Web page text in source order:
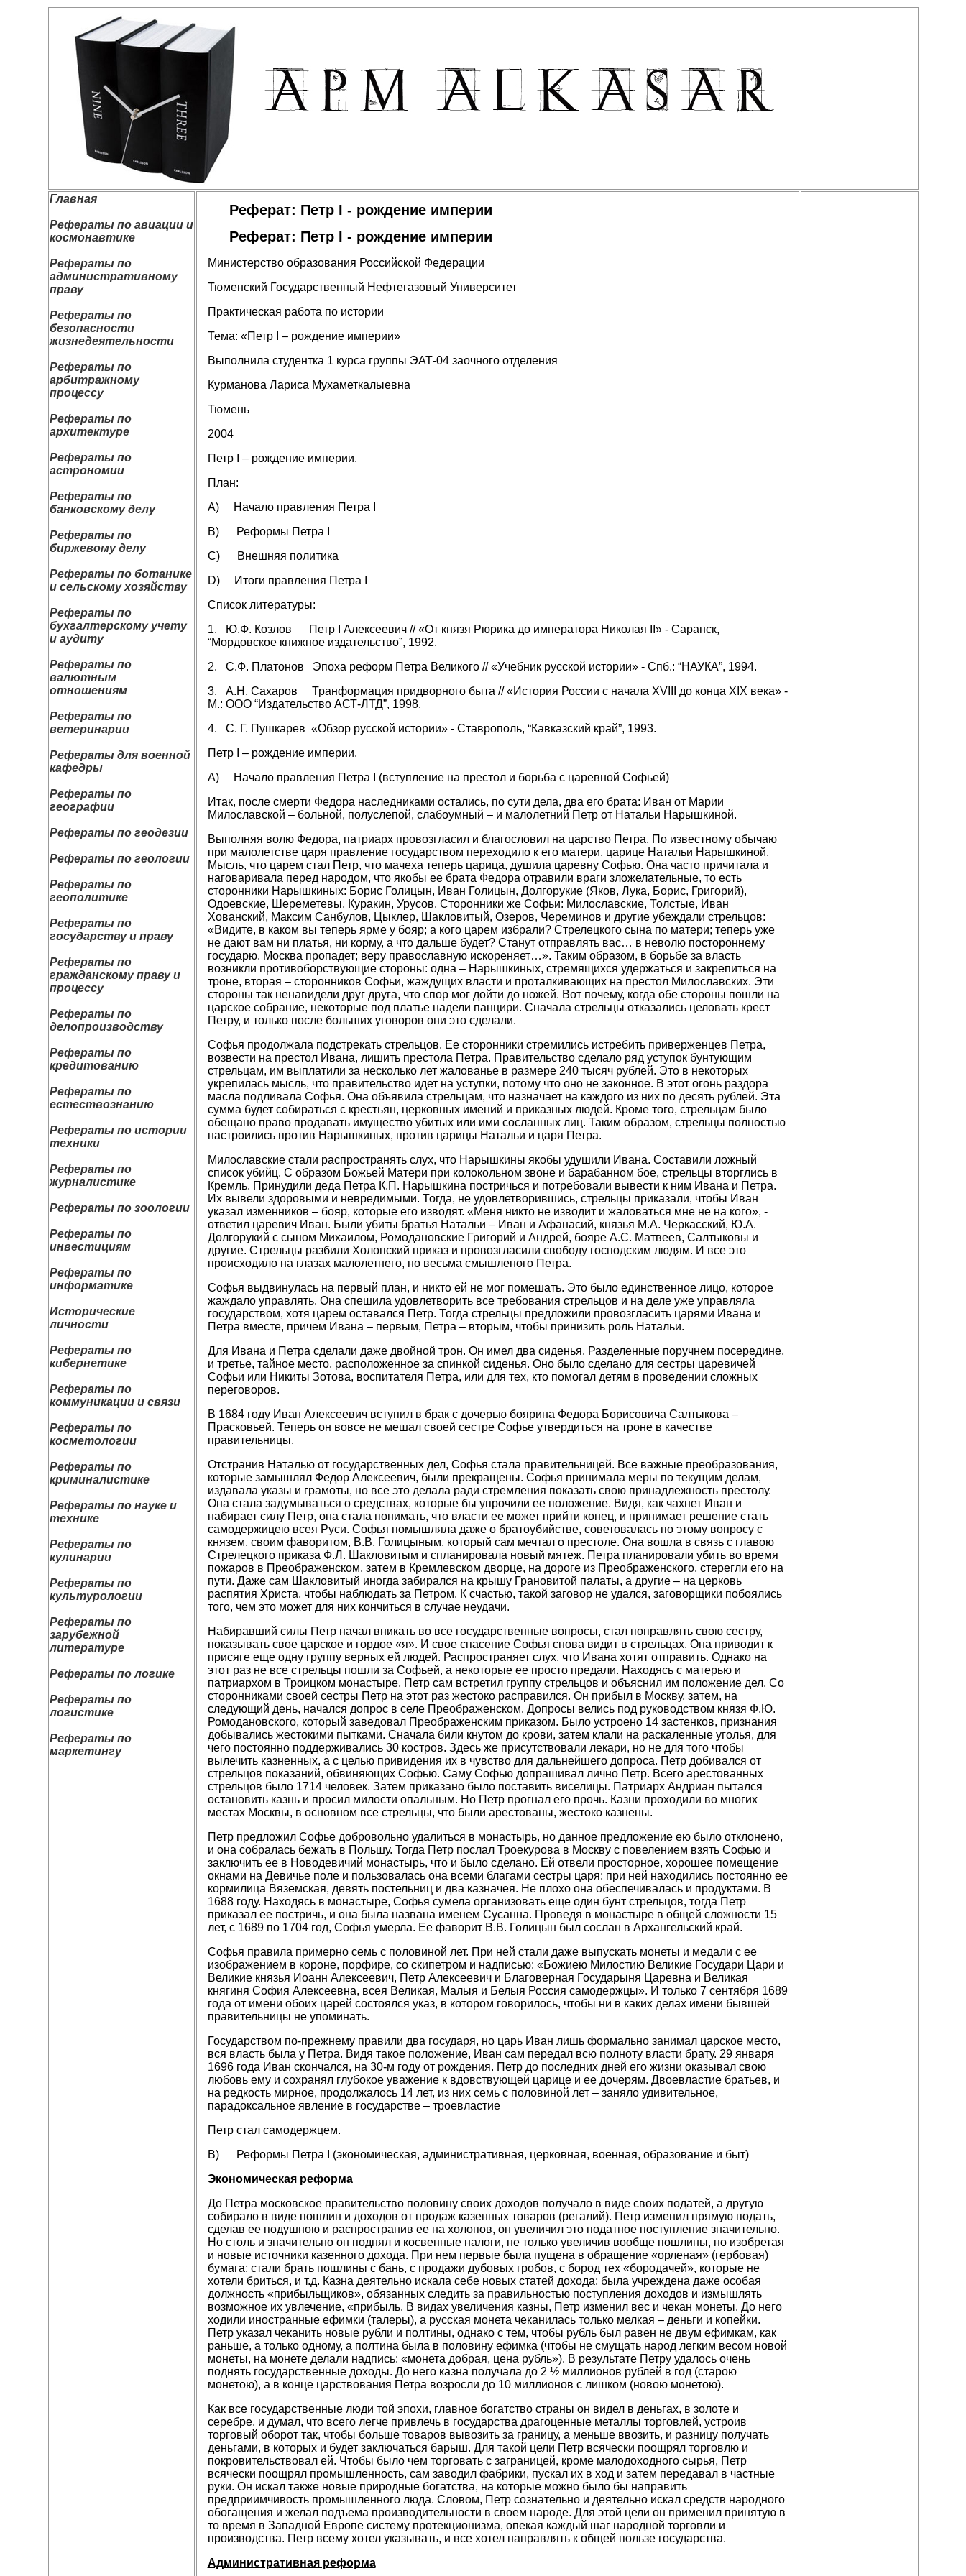
Главная
Рефераты по авиации и
космонавтике
Рефераты по
административному
праву
Рефераты по
безопасности
жизнедеятельности
Рефераты по
арбитражному
процессу
Рефераты по
архитектуре
Рефераты по
астрономии
Рефераты по
банковскому делу
Рефераты по
биржевому делу
Рефераты по ботанике
и сельскому хозяйству
Рефераты по
бухгалтерскому учету
и аудиту
Рефераты по
валютным
отношениям
Рефераты по
ветеринарии
Рефераты для военной
кафедры
Рефераты по
географии
Рефераты по геодезии
Рефераты по геологии
Рефераты по
геополитике
Рефераты по
государству и праву
Рефераты по
гражданскому праву и
процессу
Рефераты по
делопроизводству
Рефераты по
кредитованию
Рефераты по
естествознанию
Рефераты по истории
техники
Рефераты по
журналистике
Рефераты по зоологии
Рефераты по
инвестициям
Рефераты по
информатике
Исторические
личности
Рефераты по
кибернетике
Рефераты по
коммуникации и связи
Рефераты по
косметологии
Рефераты по
криминалистике
Рефераты по науке и
технике
Рефераты по
кулинарии
Рефераты по
культурологии
Рефераты по
зарубежной
литературе
Рефераты по логике
Рефераты по
логистике
Рефераты по
маркетингу
Реферат: Петр I - рождение империи
Реферат: Петр I - рождение империи
Министерство образования Российской Федерации
Тюменский Государственный Нефтегазовый Университет
Практическая работа по истории
Тема: «Петр I – рождение империи»
Выполнила студентка 1 курса группы ЭАТ-04 заочного отделения
Курманова Лариса Мухаметкалыевна
Тюмень
2004
Петр I – рождение империи.
План:
A) Начало правления Петра I
B) Реформы Петра I
C) Внешняя политика
D) Итоги правления Петра I
Список литературы:
1. Ю.Ф. Козлов Петр I Алексеевич // «От князя Рюрика до императора Николая II» - Саранск,
“Мордовское книжное издательство”, 1992.
2. С.Ф. Платонов Эпоха реформ Петра Великого // «Учебник русской истории» - Спб.: “НАУКА”, 1994.
3. А.Н. Сахаров Транформация придворного быта // «История России с начала XVIII до конца XIX века» -
М.: ООО “Издательство АСТ-ЛТД”, 1998.
4. С. Г. Пушкарев «Обзор русской истории» - Ставрополь, “Кавказский край”, 1993.
Петр I – рождение империи.
A) Начало правления Петра I (вступление на престол и борьба с царевной Софьей)
Итак, после смерти Федора наследниками остались, по сути дела, два его брата: Иван от Марии
Милославской – больной, полуслепой, слабоумный – и малолетний Петр от Натальи Нарышкиной.
Выполняя волю Федора, патриарх провозгласил и благословил на царство Петра. По известному обычаю
при малолетстве царя правление государством переходило к его матери, царице Натальи Нарышкиной.
Мысль, что царем стал Петр, что мачеха теперь царица, душила царевну Софью. Она часто причитала и
наговаривала перед народом, что якобы ее брата Федора отравили враги зложелательные, то есть
сторонники Нарышкиных: Борис Голицын, Иван Голицын, Долгорукие (Яков, Лука, Борис, Григорий),
Одоевские, Шереметевы, Куракин, Урусов. Сторонники же Софьи: Милославские, Толстые, Иван
Хованский, Максим Санбулов, Цыклер, Шакловитый, Озеров, Череминов и другие убеждали стрельцов:
«Видите, в каком вы теперь ярме у бояр; а кого царем избрали? Стрелецкого сына по матери; теперь уже
не дают вам ни платья, ни корму, а что дальше будет? Станут отправлять вас… в неволю постороннему
государю. Москва пропадет; веру православную искореняет…». Таким образом, в борьбе за власть
возникли противоборствующие стороны: одна – Нарышкиных, стремящихся удержаться и закрепиться на
троне, вторая – сторонников Софьи, жаждущих власти и проталкивающих на престол Милославских. Эти
стороны так ненавидели друг друга, что спор мог дойти до ножей. Вот почему, когда обе стороны пошли на
царское собрание, некоторые под платье надели панцири. Сначала стрельцы отказались целовать крест
Петру, и только после больших уговоров они это сделали.
Софья продолжала подстрекать стрельцов. Ее сторонники стремились истребить приверженцев Петра,
возвести на престол Ивана, лишить престола Петра. Правительство сделало ряд уступок бунтующим
стрельцам, им выплатили за несколько лет жалованье в размере 240 тысяч рублей. Это в некоторых
укрепилась мысль, что правительство идет на уступки, потому что оно не законное. В этот огонь раздора
масла подливала Софья. Она объявила стрельцам, что назначает на каждого из них по десять рублей. Эта
сумма будет собираться с крестьян, церковных имений и приказных людей. Кроме того, стрельцам было
обещано право продавать имущество убитых или ими сосланных лиц. Таким образом, стрельцы полностью
настроились против Нарышкиных, против царицы Натальи и царя Петра.
Милославские стали распространять слух, что Нарышкины якобы удушили Ивана. Составили ложный
список убийц. С образом Божьей Матери при колокольном звоне и барабанном бое, стрельцы вторглись в
Кремль. Принудили деда Петра К.П. Нарышкина постричься и потребовали вывести к ним Ивана и Петра.
Их вывели здоровыми и невредимыми. Тогда, не удовлетворившись, стрельцы приказали, чтобы Иван
указал изменников – бояр, которые его изводят. «Меня никто не изводит и жаловаться мне не на кого», -
ответил царевич Иван. Были убиты братья Натальи – Иван и Афанасий, князья М.А. Черкасский, Ю.А.
Долгорукий с сыном Михаилом, Ромодановские Григорий и Андрей, бояре А.С. Матвеев, Салтыковы и
другие. Стрельцы разбили Холопский приказ и провозгласили свободу господским людям. И все это
происходило на глазах малолетнего, но весьма смышленого Петра.
Софья выдвинулась на первый план, и никто ей не мог помешать. Это было единственное лицо, которое
жаждало управлять. Она спешила удовлетворить все требования стрельцов и на деле уже управляла
государством, хотя царем оставался Петр. Тогда стрельцы предложили провозгласить царями Ивана и
Петра вместе, причем Ивана – первым, Петра – вторым, чтобы принизить роль Натальи.
Для Ивана и Петра сделали даже двойной трон. Он имел два сиденья. Разделенные поручнем посередине,
и третье, тайное место, расположенное за спинкой сиденья. Оно было сделано для сестры царевичей
Софьи или Никиты Зотова, воспитателя Петра, или для тех, кто помогал детям в проведении сложных
переговоров.
В 1684 году Иван Алексеевич вступил в брак с дочерью боярина Федора Борисовича Салтыкова –
Прасковьей. Теперь он вовсе не мешал своей сестре Софье утвердиться на троне в качестве
правительницы.
Отстранив Наталью от государственных дел, Софья стала правительницей. Все важные преобразования,
которые замышлял Федор Алексеевич, были прекращены. Софья принимала меры по текущим делам,
издавала указы и грамоты, но все это делала ради стремления показать свою принадлежность престолу.
Она стала задумываться о средствах, которые бы упрочили ее положение. Видя, как чахнет Иван и
набирает силу Петр, она стала понимать, что власти ее может прийти конец, и принимает решение стать
самодержицею всея Руси. Софья помышляла даже о братоубийстве, советовалась по этому вопросу с
князем, своим фаворитом, В.В. Голицыным, который сам мечтал о престоле. Она вошла в связь с главою
Стрелецкого приказа Ф.Л. Шакловитым и спланировала новый мятеж. Петра планировали убить во время
пожаров в Преображенском, затем в Кремлевском дворце, на дороге из Преображенского, стерегли его на
пути. Даже сам Шакловитый иногда забирался на крышу Грановитой палаты, а другие – на церковь
распятия Христа, чтобы наблюдать за Петром. К счастью, такой заговор не удался, заговорщики побоялись
того, чем это может для них кончиться в случае неудачи.
Набиравший силы Петр начал вникать во все государственные вопросы, стал поправлять свою сестру,
показывать свое царское и гордое «я». И свое спасение Софья снова видит в стрельцах. Она приводит к
присяге еще одну группу верных ей людей. Распространяет слух, что Ивана хотят отправить. Однако на
этот раз не все стрельцы пошли за Софьей, а некоторые ее просто предали. Находясь с матерью и
патриархом в Троицком монастыре, Петр сам встретил группу стрельцов и объяснил им положение дел. Со
сторонниками своей сестры Петр на этот раз жестоко расправился. Он прибыл в Москву, затем, на
следующий день, начался допрос в селе Преображенском. Допросы велись под руководством князя Ф.Ю.
Ромодановского, который заведовал Преображенским приказом. Было устроено 14 застенков, признания
добывались жестокими пытками. Сначала били кнутом до крови, затем клали на раскаленные уголья, для
чего постоянно поддерживались 30 костров. Здесь же присутствовали лекари, но не для того чтобы
вылечить казненных, а с целью привидения их в чувство для дальнейшего допроса. Петр добивался от
стрельцов показаний, обвиняющих Софью. Саму Софью допрашивал лично Петр. Всего арестованных
стрельцов было 1714 человек. Затем приказано было поставить виселицы. Патриарх Андриан пытался
остановить казнь и просил милости опальным. Но Петр прогнал его прочь. Казни проходили во многих
местах Москвы, в основном все стрельцы, что были арестованы, жестоко казнены.
Петр предложил Софье добровольно удалиться в монастырь, но данное предложение ею было отклонено,
и она собралась бежать в Польшу. Тогда Петр послал Троекурова в Москву с повелением взять Софью и
заключить ее в Новодевичий монастырь, что и было сделано. Ей отвели просторное, хорошее помещение
окнами на Девичье поле и пользовалась она всеми благами сестры царя: при ней находились постоянно ее
кормилица Вяземская, девять постельниц и два казначея. Не плохо она обеспечивалась и продуктами. В
1688 году. Находясь в монастыре, Софья сумела организовать еще один бунт стрельцов, тогда Петр
приказал ее постричь, и она была названа именем Сусанна. Проведя в монастыре в общей сложности 15
лет, с 1689 по 1704 год, Софья умерла. Ее фаворит В.В. Голицын был сослан в Архангельский край.
Софья правила примерно семь с половиной лет. При ней стали даже выпускать монеты и медали с ее
изображением в короне, порфире, со скипетром и надписью: «Божиею Милостию Великие Государи Цари и
Великие князья Иоанн Алексеевич, Петр Алексеевич и Благоверная Государыня Царевна и Великая
княгиня София Алексеевна, всея Великая, Малыя и Белыя Россия самодержцы». И только 7 сентября 1689
года от имени обоих царей состоялся указ, в котором говорилось, чтобы ни в каких делах имени бывшей
правительницы не упоминать.
Государством по-прежнему правили два государя, но царь Иван лишь формально занимал царское место,
вся власть была у Петра. Видя такое положение, Иван сам передал всю полноту власти брату. 29 января
1696 года Иван скончался, на 30-м году от рождения. Петр до последних дней его жизни оказывал свою
любовь ему и сохранял глубокое уважение к вдовствующей царице и ее дочерям. Двоевластие братьев, и
на редкость мирное, продолжалось 14 лет, из них семь с половиной лет – заняло удивительное,
парадоксальное явление в государстве – троевластие
Петр стал самодержцем.
B) Реформы Петра I (экономическая, административная, церковная, военная, образование и быт)
Экономическая реформа
До Петра московское правительство половину своих доходов получало в виде своих податей, а другую
собирало в виде пошлин и доходов от продаж казенных товаров (регалий). Петр изменил прямую подать,
сделав ее подушною и распространив ее на холопов, он увеличил это податное поступление значительно.
Но столь и значительно он поднял и косвенные налоги, не только увеличив вообще пошлины, но изобретая
и новые источники казенного дохода. При нем первые была пущена в обращение «орленая» (гербовая)
бумага; стали брать пошлины с бань, с продажи дубовых гробов, с бород тех «бородачей», которые не
хотели бриться, и т.д. Казна деятельно искала себе новых статей дохода; была учреждена даже особая
должность «прибыльщиков», обязанных следить за правильностью поступления доходов и измышлять
возможное их увлечение, «прибыль. В видах увеличения казны, Петр изменил вес и чекан монеты. До него
ходили иностранные ефимки (талеры), а русская монета чеканилась только мелкая – деньги и копейки.
Петр указал чеканить новые рубли и полтины, однако с тем, чтобы рубль был равен не двум ефимкам, как
раньше, а только одному, а полтина была в половину ефимка (чтобы не смущать народ легким весом новой
монеты, на монете делали надпись: «монета добрая, цена рубль»). В результате Петру удалось очень
поднять государственные доходы. До него казна получала до 2 ½ миллионов рублей в год (старою
монетою), а в конце царствования Петра возросли до 10 миллионов с лишком (новою монетою).
Как все государственные люди той эпохи, главное богатство страны он видел в деньгах, в золоте и
серебре, и думал, что всего легче привлечь в государства драгоценные металлы торговлей, устроив
торговый оборот так, чтобы больше товаров вывозить за границу, а меньше ввозить, и разницу получать
деньгами, в которых и будет заключаться барыш. Для такой цели Петр всячески поощрял торговлю и
покровительствовал ей. Чтобы было чем торговать с заграницей, кроме малодоходного сырья, Петр
всячески поощрял промышленность, сам заводил фабрики, пускал их в ход и затем передавал в частные
руки. Он искал также новые природные богатства, на которые можно было бы направить
предприимчивость промышленного люда. Словом, Петр сознательно и деятельно искал средств народного
обогащения и желал подъема производительности в своем народе. Для этой цели он применил принятую в
то время в Западной Европе систему протекционизма, опекая каждый шаг народной торговли и
производства. Петр всему хотел указывать, и все хотел направлять к общей пользе государства.
Административная реформа